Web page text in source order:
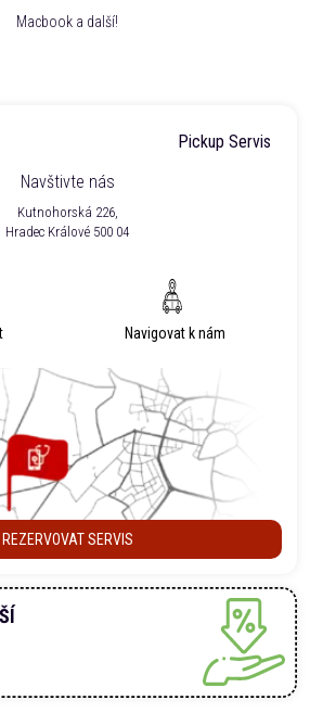
Macbook a další!
Pickup Servis
Navštivte nás
Kutnohorská 226,
Hradec Králové 500 04
Navigovat k nám
REZERVOVAT SERVIS